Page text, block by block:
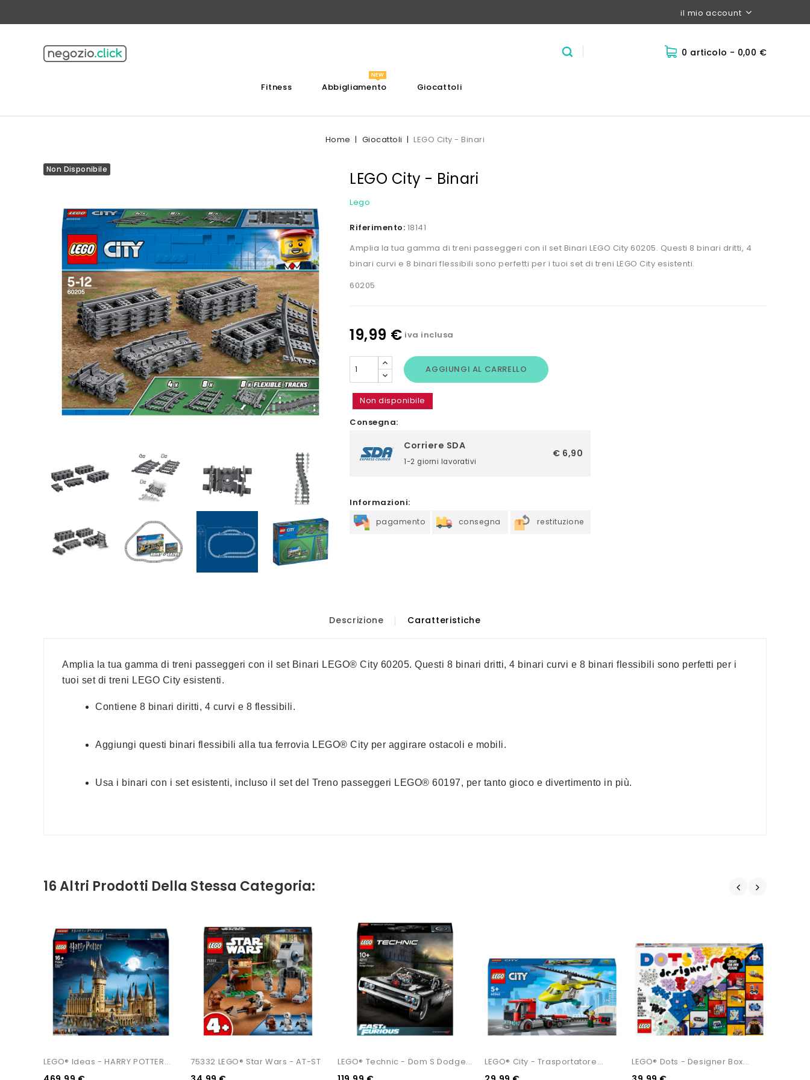
il mio account
0 articolo - 0,00 €
Fitness Abbigliamento Giocattoli
Home Giocattoli LEGO City - Binari
Non Disponibile LEGO City - Binari
Lego
Riferimento: 18141
Amplia la tua gamma di treni passeggeri con il set Binari LEGO City 60205. Questi 8 binari dritti, 4
binari curvi e 8 binari flessibili sono perfetti per i tuoi set di treni LEGO City esistenti.
60205
19,99 € iva inclusa
AGGIUNGI AL CARRELLO
Non disponibile
Consegna:
Corriere SDA
1-2 giorni lavorativi
€ 6,90
Informazioni:
pagamento consegna restituzione
Descrizione Caratteristiche
Amplia la tua gamma di treni passeggeri con il set Binari LEGO® City 60205. Questi 8 binari dritti, 4 binari curvi e 8 binari flessibili sono perfetti per i
tuoi set di treni LEGO City esistenti.
Contiene 8 binari diritti, 4 curvi e 8 flessibili.
Aggiungi questi binari flessibili alla tua ferrovia LEGO® City per aggirare ostacoli e mobili.
Usa i binari con i set esistenti, incluso il set del Treno passeggeri LEGO® 60197, per tanto gioco e divertimento in più.
16 Altri Prodotti Della Stessa Categoria:
LEGO® Ideas - HARRY POTTER... 75332 LEGO® Star Wars - AT-ST LEGO® Technic - Dom S Dodge... LEGO® City - Trasportatore... LEGO® Dots - Designer Box...